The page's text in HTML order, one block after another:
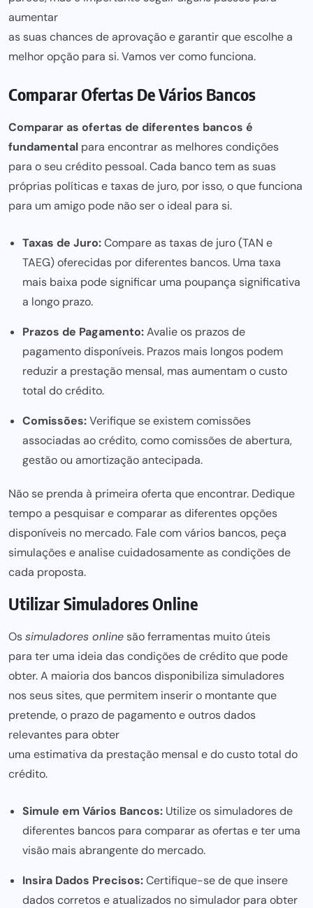
aumentar
as suas chances de aprovação e garantir que escolhe a
melhor opção para si. Vamos ver como funciona.
Comparar Ofertas De Vários Bancos
Comparar as ofertas de diferentes bancos é
fundamental para encontrar as melhores condições
para o seu crédito pessoal. Cada banco tem as suas
próprias políticas e taxas de juro, por isso, o que funciona
para um amigo pode não sero ideal para si.
Taxas de Juro:Compare as taxas de juro (TAN e
TAEG) oferecidas por diferentes bancos. Uma taxa
mais baixa pode significar uma poupança significativa
a longo prazo.
Prazos de Pagamento:Avalie os prazos de
pagamento disponíveis. Prazos mais longos podem
reduzir a prestação mensal, mas aumentam o custo
total do crédito.
Comissões:Verifique se existem comissões
associadas ao crédito, como comissões de abertura,
gestão ou amortização antecipada.
Não se prenda à primeira oferta que encontrar. Dedique
tempo a pesquisar e comparar as diferentes opções
disponíveis no mercado. Fale com vários bancos, peça
simulações e analise cuidadosamente as condições de
cada proposta.
Utilizar Simuladores Online
Ossimuladores onlinesão ferramentas muito úteis
para ter uma ideia das condições de crédito que pode
obter. A maioria dos bancos disponibiliza simuladores
nos seus sites, que permitem inserir o montante que
pretende, o prazo de pagamento e outros dados
relevantes para obter
uma estimativa da prestação mensal e do custototal do
crédito.
Simule em Vários Bancos: Utilize os simuladores de
diferentes bancos para comparar as ofertas e ter uma
visão mais abrangente do mercado.
Insira Dados Precisos:Certifique-se de que insere
dados corretos e atualizados no simulador para obter